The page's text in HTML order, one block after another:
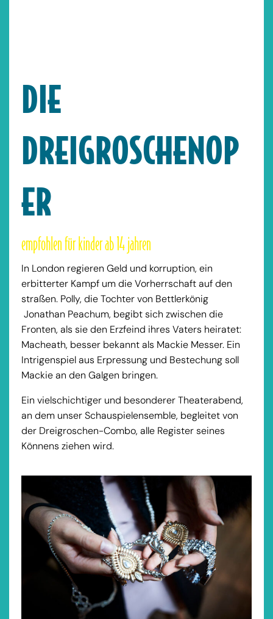
DIE
DREIGROSCHENOP
ER
empfohlen für kinder ab 14 jahren
In London regieren Geld und korruption, ein
erbitterter Kampf um die Vorherrschaft auf den
straßen. Polly, die Tochter von Bettlerkönig
Jonathan Peachum, begibt sich zwischen die
Fronten, als sie den Erzfeind ihres Vaters heiratet:
Macheath, besser bekannt als Mackie Messer. Ein
Intrigenspiel aus Erpressung und Bestechung soll
Mackie an den Galgen bringen.
Ein vielschichtiger und besonderer Theaterabend,
an dem unser Schauspielensemble, begleitet von
der Dreigroschen-Combo, alle Register seines
Könnens ziehen wird.